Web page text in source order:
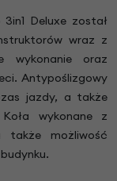
Deluxe został
wraz z
wykonanie oraz
Antypoślizgowy
jazdy, a także
wykonane z
także możliwość